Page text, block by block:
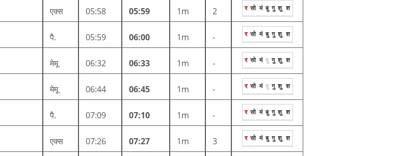
एक्स 05:58 05:59 1m 2 र सो मं बु गु शु श
पै. 05:59 06:00 1m - र सो मं बु गु शु श
मेमू 06:32 06:33 1m - र सो मं बु गु शु श
मेमू 06:44 06:45 1m - र सो मं बु गु शु श
पै. 07:09 07:10 1m - र सो मं बु गु शु श
एक्स 07:26 07:27 1m 3 र सो मं बु गु शु श